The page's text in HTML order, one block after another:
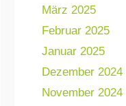
März 2025
Februar 2025
Januar 2025
Dezember 2024
November 2024